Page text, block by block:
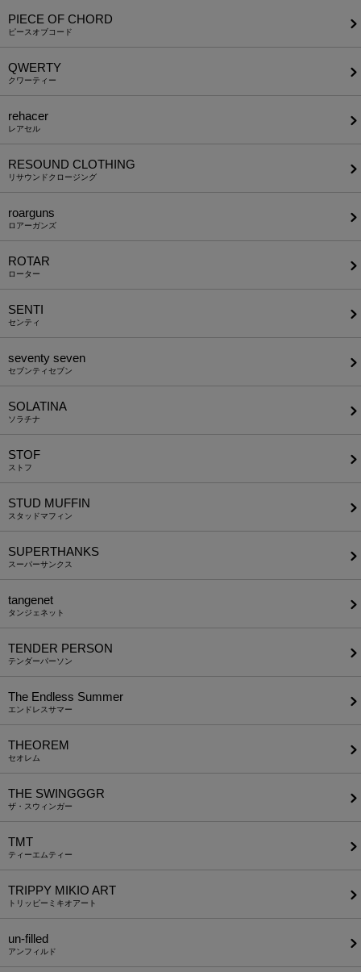
PIECE OF CHORD
ピースオブコード
QWERTY
クワーティー
rehacer
レアセル
RESOUND CLOTHING
リサウンドクロージング
roarguns
ロアーガンズ
ROTAR
ローター
SENTI
センティ
seventy seven
セブンティセブン
SOLATINA
ソラチナ
STOF
ストフ
STUD MUFFIN
スタッドマフィン
SUPERTHANKS
スーパーサンクス
tangenet
タンジェネット
TENDER PERSON
テンダーパーソン
The Endless Summer
エンドレスサマー
THEOREM
セオレム
THE SWINGGGR
ザ・スウィンガー
TMT
ティーエムティー
TRIPPY MIKIO ART
トリッピーミキオアート
un-filled
アンフィルド